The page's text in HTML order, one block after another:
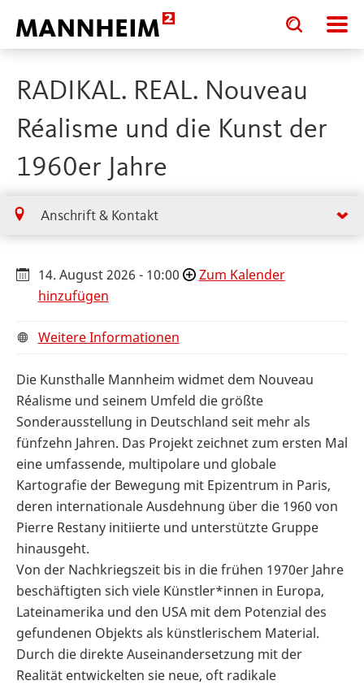
Toggle
search
input
Toggle
search
input
RADIKAL. REAL. Nouveau
Réalisme und die Kunst der
1960er Jahre
Anschrift & Kontakt
14. August 2026 - 10:00
Zum Kalender
hinzufügen
Weitere Informationen
Die Kunsthalle Mannheim widmet dem Nouveau
Réalisme und seinem Umfeld die größte
Sonderausstellung in Deutschland seit mehr als
fünfzehn Jahren. Das Projekt zeichnet zum ersten Mal
eine umfassende, multipolare und globale
Kartografie der Bewegung mit Epizentrum in Paris,
deren internationale Ausdehnung über die 1960 von
Pierre Restany initiierte und unterstützte Gruppe
hinausgeht.
Von der Nachkriegszeit bis in die frühen 1970er Jahre
beschäftigten sich viele Künstler*innen in Europa,
Lateinamerika und den USA mit dem Potenzial des
gefundenen Objekts als künstlerischem Material.
Durch die direkte Auseinandersetzung mit der
Realität entwickelten sie neue, oft radikale